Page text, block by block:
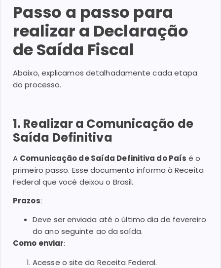
Passo a passo para
realizar a Declaração
de Saída Fiscal
Abaixo, explicamos detalhadamente cada etapa
do processo.
1. Realizar a Comunicação de
Saída Definitiva
A Comunicação de Saída Definitiva do País é o
primeiro passo. Esse documento informa à Receita
Federal que você deixou o Brasil.
Prazos:
Deve ser enviada até o último dia de fevereiro
do ano seguinte ao da saída.
Como enviar:
Acesse o site da Receita Federal.